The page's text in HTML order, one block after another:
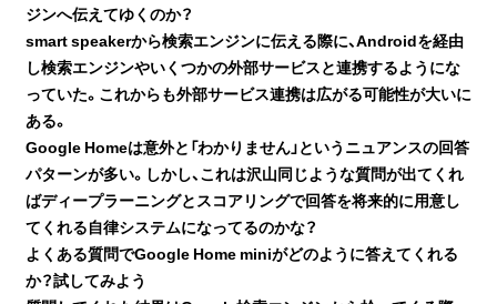
ジンへ伝えてゆくのか？
smart speakerから検索エンジンに伝える際に、Androidを経由
し検索エンジンやいくつかの外部サービスと連携するようにな
っていた。これからも外部サービス連携は広がる可能性が大いに
ある。
Google Homeは意外と「わかりません」というニュアンスの回答
パターンが多い。しかし、これは沢山同じような質問が出てくれ
ばディープラーニングとスコアリングで回答を将来的に用意し
てくれる自律システムになってるのかな？
よくある質問でGoogle Home miniがどのように答えてくれる
か？試してみよう